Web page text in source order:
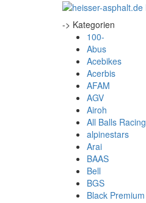
-> Kategorien
100-
Abus
Acebikes
Acerbis
AFAM
AGV
Airoh
All Balls Racing
alpinestars
Arai
BAAS
Bell
BGS
Black Premium